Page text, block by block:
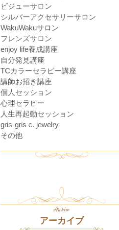
ビジューサロン
シルバーアクセサリーサロン
WakuWakuサロン
フレンズサロン
enjoy life養成講座
自分発見講座
TCカラーセラピー講座
講師お招き講座
個人セッション
心理セラピー
人生再起動セッション
gris-gris c. jewelry
その他
Archive
アーカイブ